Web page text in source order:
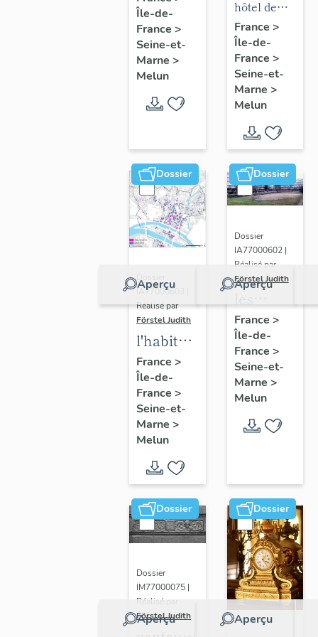
chapelle
de
l'hôpital
puis
hôpital
Île-de-
France >
Seine-et-
Marne >
Melun
mobilier
de l'hôtel
de ville
hôtel de
ville
France >
Île-de-
France >
Seine-et-
Marne >
Melun
Dossier
Aperçu
Dossier
IA77000603 |
Réalisé par
Förstel Judith
l'habitat
à Melun
France >
Île-de-
France >
Seine-et-
Marne >
Melun
Dossier
Aperçu
Dossier
IA77000602 |
Réalisé par
Förstel Judith
écoles
de
Melun
France >
Île-de-
France >
Seine-et-
Marne >
Melun
Dossier
Aperçu
Dossier
IM77000075 |
Réalisé par
Förstel Judith
Dossier
Aperçu